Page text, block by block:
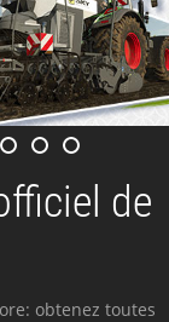
de
obtenez toutes